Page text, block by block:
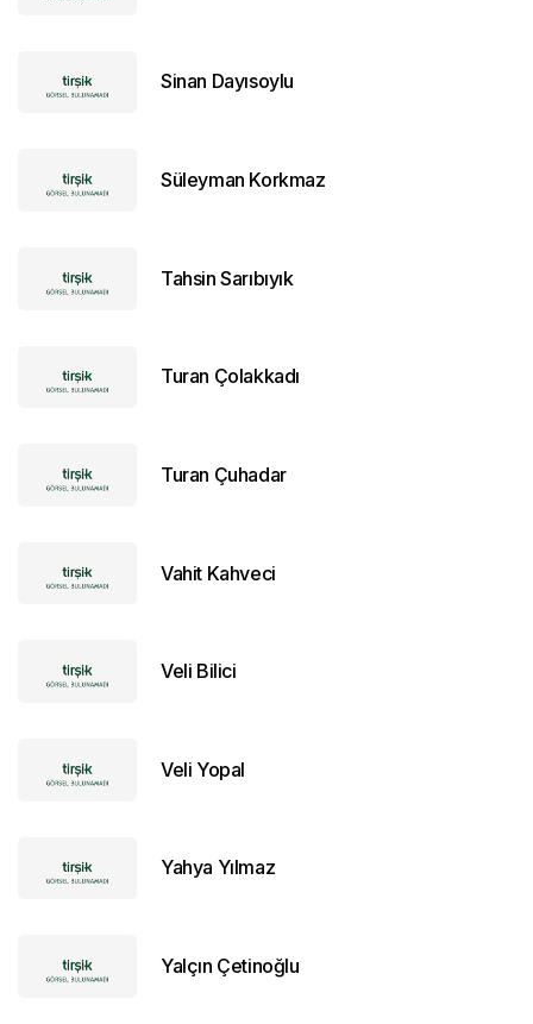
Sinan Dayısoylu
Süleyman Korkmaz
Tahsin Sarıbıyık
Turan Çolakkadı
Turan Çuhadar
Vahit Kahveci
Veli Bilici
Veli Yopal
Yahya Yılmaz
Yalçın Çetinoğlu